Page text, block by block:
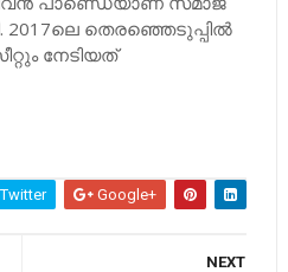
2017ലെ തെരഞ്ഞെടുപ്പിൽ
നേടിയത്
Twitter Google+
NEXT